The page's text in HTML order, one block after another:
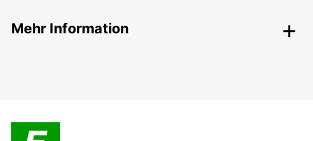
Mehr Information